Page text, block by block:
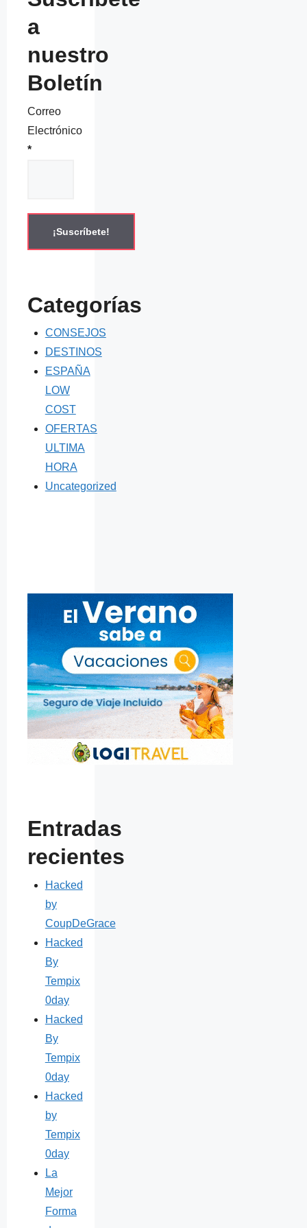
a
nuestro
Boletín
Correo
Electrónico
*
Categorías
CONSEJOS
DESTINOS
ESPAÑA
LOW
COST
OFERTAS
ULTIMA
HORA
Uncategorized
Entradas
recientes
Hacked
by
CoupDeGrace
Hacked
By
Tempix
0day
Hacked
By
Tempix
0day
Hacked
by
Tempix
0day
La
Mejor
Forma